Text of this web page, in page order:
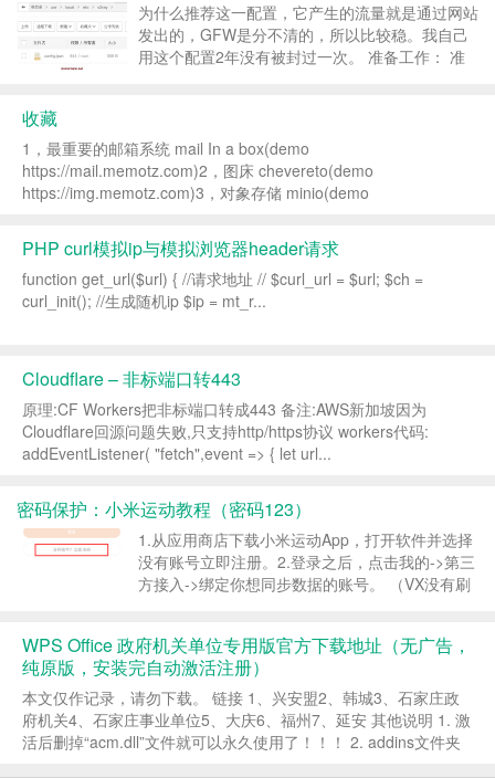
为什么推荐这一配置，它产生的流量就是通过网站
发出的，GFW是分不清的，所以比较稳。我自己
用这个配置2年没有被封过一次。 准备工作： 准
收藏
1，最重要的邮箱系统 mail In a box(demo
https://mail.memotz.com)2，图床 chevereto(demo
https://img.memotz.com)3，对象存储 minio(demo
PHP curl模拟ip与模拟浏览器header请求
function get_url($url) { //请求地址 // $curl_url = $url; $ch =
curl_init(); //生成随机ip $ip = mt_r...
Cloudflare – 非标端口转443
原理:CF Workers把非标端口转成443 备注:AWS新加坡因为
Cloudflare回源问题失败,只支持http/https协议 workers代码:
addEventListener( "fetch",event => { let url...
密码保护：小米运动教程（密码123）
1.从应用商店下载小米运动App，打开软件并选择
没有账号立即注册。 ​ 2.登录之后，点击我的->第三
方接入->绑定你想同步数据的账号。 （VX没有刷
WPS Office 政府机关单位专用版官方下载地址（无广告，
纯原版，安装完自动激活注册）
本文仅作记录，请勿下载。 链接 1、兴安盟2、韩城3、石家庄政
府机关4、石家庄事业单位5、大庆6、福州7、延安 其他说明 1. 激
活后删掉“acm.dll”文件就可以永久使用了！！！ 2. addins文件夹